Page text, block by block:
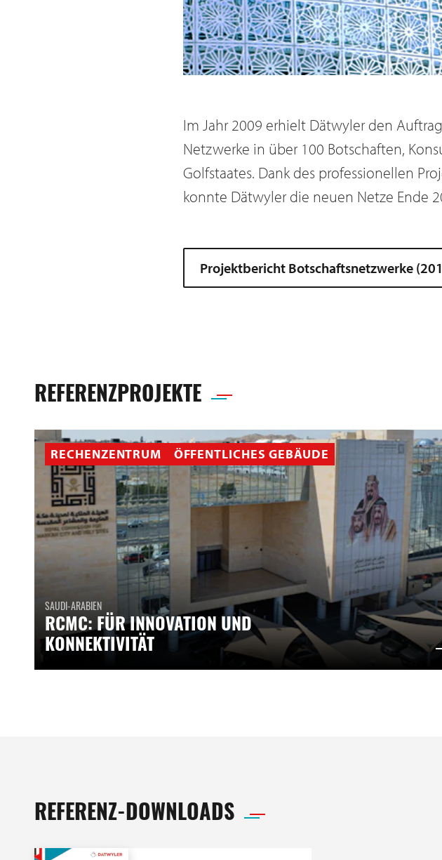
Im Jahr 2009 erhielt Dätwyler den
Netzwerke in über 100 Botschaften,
Golfstaates. Dank des professionellen
konnte Dätwyler die neuen Netze Ende
Projektbericht Botschaftsnetzwerke
REFERENZPROJEKTE
RECHENZENTRUM ÖFFENTLICHES GEBÄUDE
SAUDI-ARABIEN
RCMC: FÜR INNOVATION UND
KONNEKTIVITÄT
REFERENZ-DOWNLOADS